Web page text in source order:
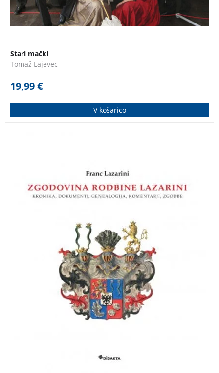
Stari mački
Tomaž Lajevec
19,99€
V košarico
plemiški naziv (1687 nižje plemstvo, 1770 oziroma
1771 baronski naslov) in katere predstavniki so bili od
17. pa vse do prve polovice 20. stoletja nosilci
temveč tudi na Štajerskem in drugod po habsburški